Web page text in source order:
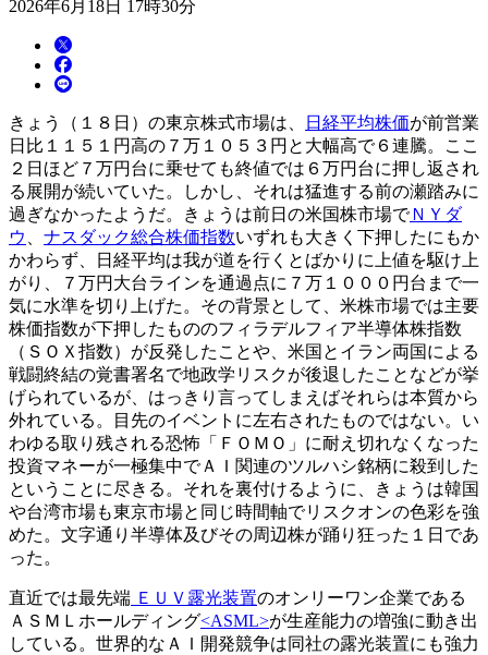
2026年6月18日 17時30分
きょう（１８日）の東京株式市場は、 日経平均株価が前営業
日比１１５１円高の７万１０５３円と大幅高で６連騰。ここ
２日ほど７万円台に乗せても終値では６万円台に押し返され
る展開が続いていた。しかし、それは猛進する前の瀬踏みに
過ぎなかったようだ。きょうは前日の米国株市場でＮＹダ
ウ
ナスダック総合株価指数いずれも大きく下押したにもか
かわらず、日経平均は我が道を行くとばかりに上値を駆け上
がり、７万円大台ラインを通過点に７万１０００円台まで一
気に水準を切り上げた。その背景として、米株市場では主要
株価指数が下押したもののフィラデルフィア半導体株指数
（ＳＯＸ指数）が反発したことや、米国とイラン両国による
戦闘終結の覚書署名で地政学リスクが後退したことなどが挙
げられているが、はっきり言ってしまえばそれらは本質から
外れている。目先のイベントに左右されたものではない。い
わゆる取り残される恐怖「ＦＯＭＯ」に耐え切れなくなった
投資マネーが一極集中でＡＩ関連のツルハシ銘柄に殺到した
ということに尽きる。それを裏付けるように、きょうは韓国
や台湾市場も東京市場と同じ時間軸でリスクオンの色彩を強
めた。文字通り半導体及びその周辺株が踊り狂った１日であ
った。
直近では最先端 ＥＵＶ露光装置のオンリーワン企業である
ＡＳＭＬホールディング<ASML>が生産能力の増強に動き出
している。世界的なＡＩ開発競争は同社の露光装置にも強力